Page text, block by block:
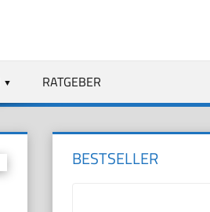
RATGEBER
BESTSELLER